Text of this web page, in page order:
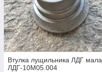
Втулка лущильника ЛДГ мала
ЛДГ-10М05.004